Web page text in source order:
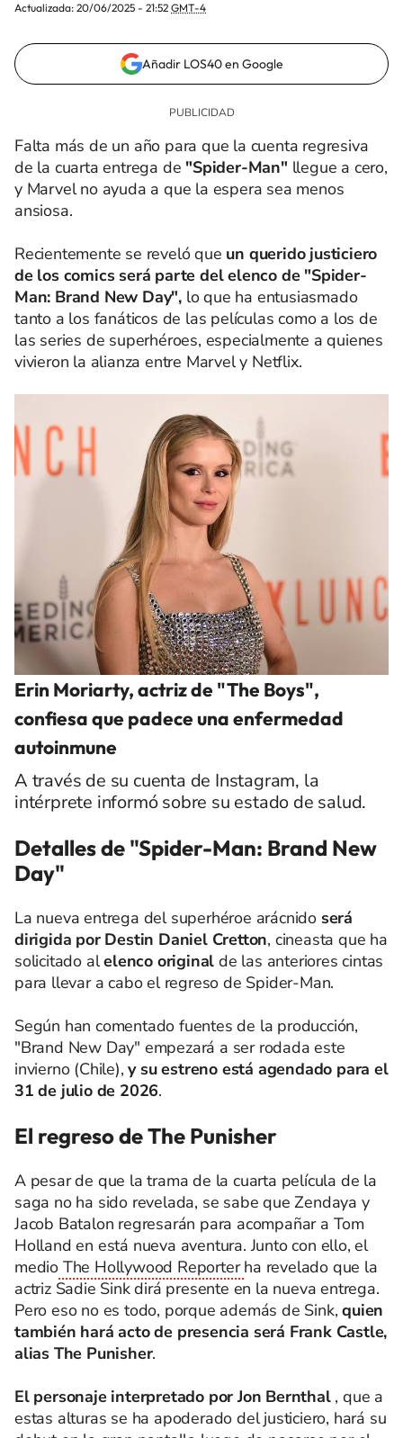
Actualizada: 20/06/2025 - 21:52 GMT-4
Añadir LOS40 en Google
Falta más de un año para que la cuenta regresiva
de la cuarta entrega de "Spider-Man" llegue a cero,
y Marvel no ayuda a que la espera sea menos
ansiosa.
Recientemente se reveló que un querido justiciero
de los comics será parte del elenco de "Spider-
Man: Brand New Day", lo que ha entusiasmado
tanto a los fanáticos de las películas como a los de
las series de superhéroes, especialmente a quienes
vivieron la alianza entre Marvel y Netflix.
Erin Moriarty, actriz de "The Boys",
confiesa que padece una enfermedad
autoinmune
A través de su cuenta de Instagram, la
intérprete informó sobre su estado de salud.
Detalles de "Spider-Man: Brand New
Day"
La nueva entrega del superhéroe arácnido será
dirigida por Destin Daniel Cretton, cineasta que ha
solicitado alelenco original de las anteriores cintas
para llevar a cabo el regreso de Spider-Man.
Según han comentado fuentes de la producción,
"Brand New Day" empezará a ser rodada este
invierno (Chile), y su estreno está agendado para el
31 de julio de 2026.
El regreso de The Punisher
A pesar de que la trama de la cuarta película de la
saga no ha sido revelada, se sabe que Zendaya y
Jacob Batalon regresarán para acompañar a Tom
Holland en está nueva aventura. Junto con ello, el
medio The Hollywood Reporterha revelado que la
actriz Sadie Sink dirá presente en la nueva entrega.
Pero eso no es todo, porque además de Sink,quien
también hará acto de presencia será Frank Castle,
alias The Punisher.
El personaje interpretado por Jon Bernthal, que a
estas alturas se ha apoderado del justiciero, hará su